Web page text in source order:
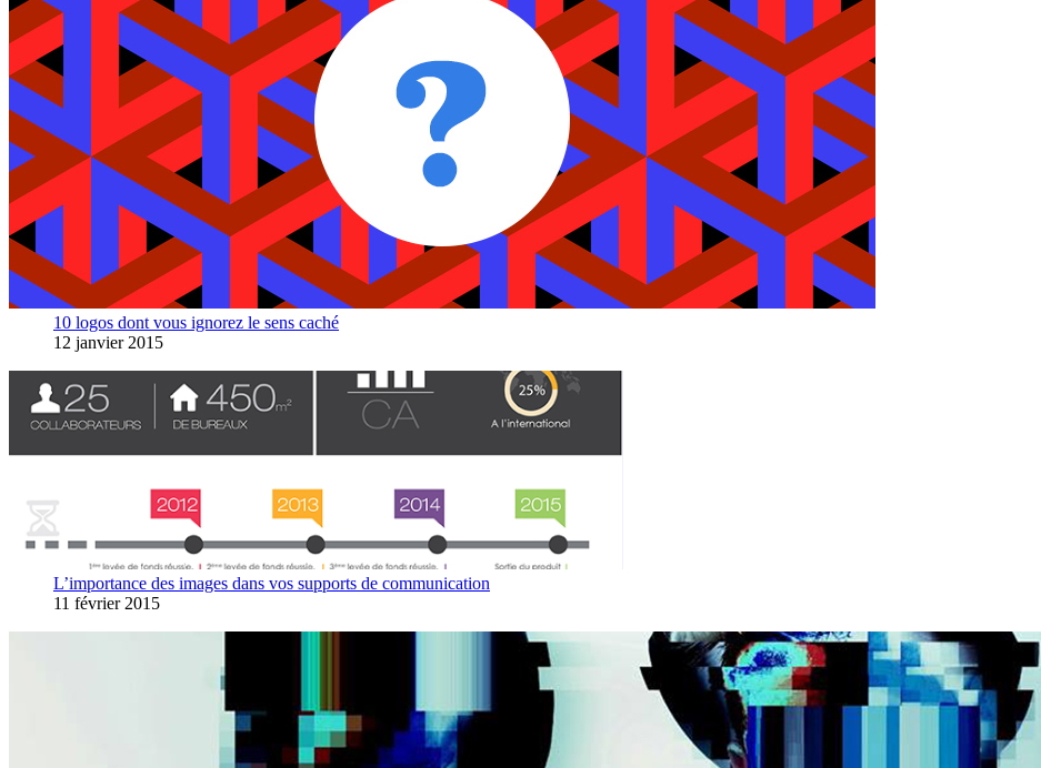
10 logos dont vous ignorez le sens caché
12 janvier 2015
L’importance des images dans vos supports de communication
11 février 2015